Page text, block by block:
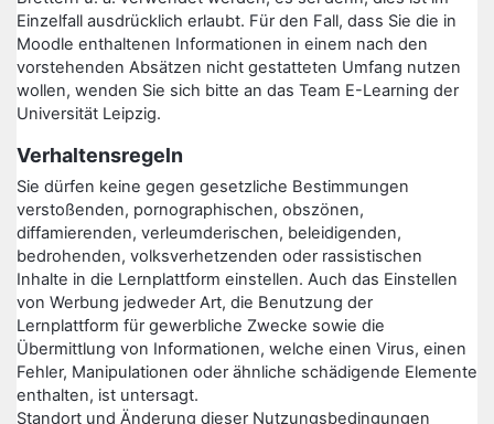
Einzelfall ausdrücklich erlaubt. Für den Fall, dass Sie die in
Moodle enthaltenen Informationen in einem nach den
vorstehenden Absätzen nicht gestatteten Umfang nutzen
wollen, wenden Sie sich bitte an das Team E-Learning der
Universität Leipzig.
Verhaltensregeln
Sie dürfen keine gegen gesetzliche Bestimmungen
verstoßenden, pornographischen, obszönen,
diffamierenden, verleumderischen, beleidigenden,
bedrohenden, volksverhetzenden oder rassistischen
Inhalte in die Lernplattform einstellen. Auch das Einstellen
von Werbung jedweder Art, die Benutzung der
Lernplattform für gewerbliche Zwecke sowie die
Übermittlung von Informationen, welche einen Virus, einen
Fehler, Manipulationen oder ähnliche schädigende Elemente
enthalten, ist untersagt.
Standort und Änderung dieser Nutzungsbedingungen